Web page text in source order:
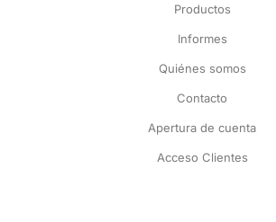
Productos
Informes
Quiénes somos
Contacto
Apertura de cuenta
Acceso Clientes